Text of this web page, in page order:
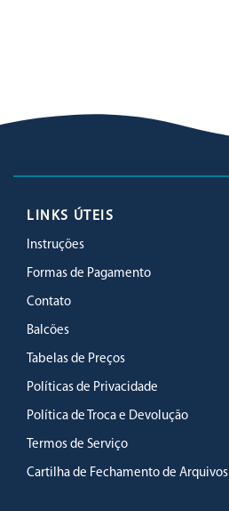
LINKS ÚTEIS
Instruções
Formas de Pagamento
Contato
Balcões
Tabelas de Preços
Políticas de Privacidade
Política de Troca e Devolução
Termos de Serviço
Cartilha de Fechamento de Arquivos